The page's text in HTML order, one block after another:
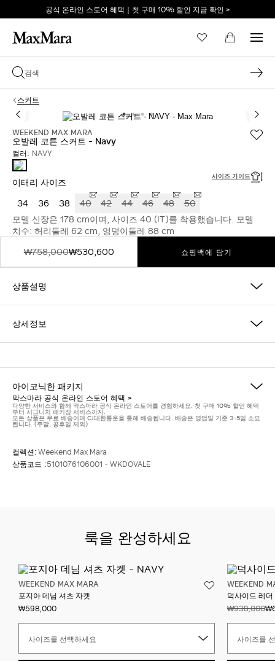
공식 온라인 스토어 혜택｜첫 구매 10% 할인 지금 확인 >
스커트
WEEKEND MAX MARA
오발레 코튼 스커트 - Navy
컬러: NAVY
NAVY
이태리 사이즈 사이즈 가이드
34 36 38 40 42 44 46 48
50
모델 신장은 178 cm이며, 사이즈 40 (IT)를 착용했습니다. 모델
치수: 허리둘레 62 cm, 엉덩이둘레 88 cm
₩758,000₩530,600 쇼핑백에 담기
상품설명
상세정보
아이코닉한 패키지
막스마라 공식 온라인 스토어 혜택 >
다양한 서비스와 함께 막스마라 공식 온라인 스토어를 경험하세요. 첫 구매 10% 할인 혜택
부터 시그니처 패키징 서비스까지.
모든 상품은 무료 배송이며 CJ대한통운을 통해 배송됩니다. 배송은 영업일 기준 3-5일 소요
됩니다. (주말, 공휴일 제외)
컬렉션:Weekend Max Mara
상품코드 :5101076106001 - WKDOVALE
룩을 완성하세요
WEEKEND MAX MARA
포지아 데님 셔츠 자켓
₩598,000
사이즈를 선택하세요
WEEKEND
덕사이드 레
₩938,000
사이즈를
비밀번호 *
로그인
막스마라의 세계로 당신
을 초대합니다